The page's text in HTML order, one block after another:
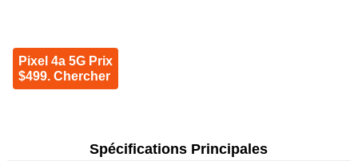
Pixel 4a 5G Prix
$499. Chercher
Spécifications Principales